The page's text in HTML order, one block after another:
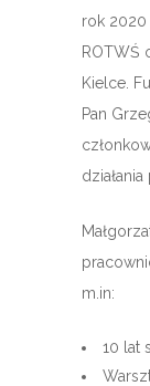
rok 2020
ROTWŚ
Kielce.
Pan
m.in:
10 lat